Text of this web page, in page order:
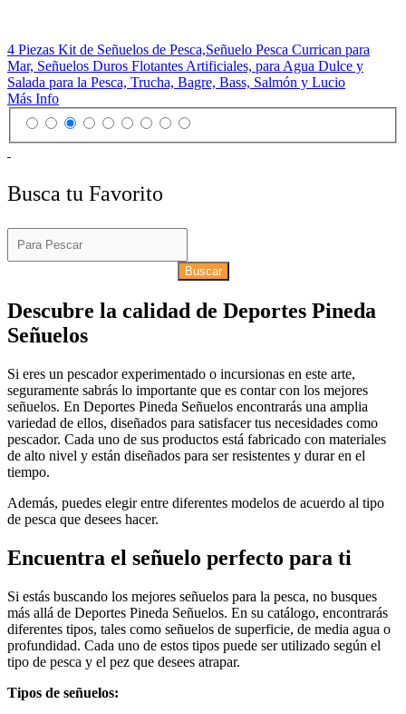
4 Piezas Kit de Señuelos de Pesca,Señuelo Pesca Currican para
Mar, Señuelos Duros Flotantes Artificiales, para Agua Dulce y
Salada para la Pesca, Trucha, Bagre, Bass, Salmón y Lucio
Más Info
Busca tu Favorito
Buscar
Descubre la calidad de Deportes Pineda
Señuelos
Si eres un pescador experimentado o incursionas en este arte,
seguramente sabrás lo importante que es contar con los mejores
señuelos. En Deportes Pineda Señuelos encontrarás una amplia
variedad de ellos, diseñados para satisfacer tus necesidades como
pescador. Cada uno de sus productos está fabricado con materiales
de alto nivel y están diseñados para ser resistentes y durar en el
tiempo.
Además, puedes elegir entre diferentes modelos de acuerdo al tipo
de pesca que desees hacer.
Encuentra el señuelo perfecto para ti
Si estás buscando los mejores señuelos para la pesca, no busques
más allá de Deportes Pineda Señuelos. En su catálogo, encontrarás
diferentes tipos, tales como señuelos de superficie, de media agua o
profundidad. Cada uno de estos tipos puede ser utilizado según el
tipo de pesca y el pez que desees atrapar.
Tipos de señuelos: